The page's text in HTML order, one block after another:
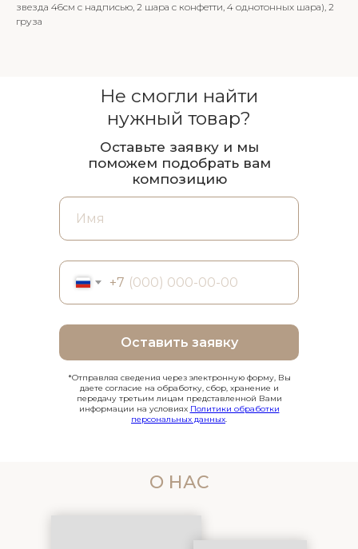
звезда 46см с надписью, 2 шара с конфетти, 4 однотонных шара), 2
груза
+7
Оставить заявку
Не смогли найти
нужный товар?
Оставьте заявку и мы
поможем подобрать вам
композицию
*Отправляя сведения через электронную форму, Вы
даете согласие на обработку, сбор, хранение и
передачу третьим лицам представленной Вами
информации на условиях Политики обработки
персональных данных.
О НАС